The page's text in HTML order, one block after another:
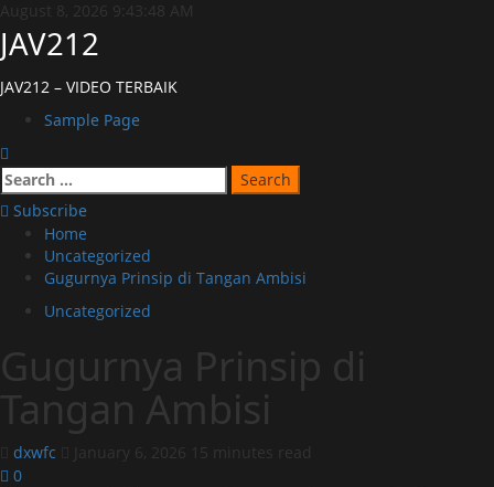
Skip
to
content
August 8, 2026 9:43:48 AM
JAV212
JAV212 – VIDEO TERBAIK
PrimarySample Page
Search
for:
Subscribe
Home
Uncategorized
Gugurnya Prinsip di Tangan Ambisi
Uncategorized
Gugurnya Prinsip di
Tangan Ambisi
dxwfc January 6, 2026
15 minutes read
0